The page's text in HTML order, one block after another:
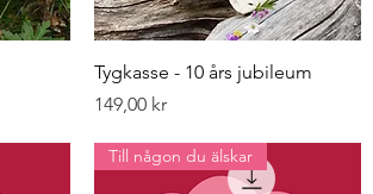
Snabbvisning
Tygkasse - 10 års jubileum
Pris
149,00 kr
Till någon du älskar